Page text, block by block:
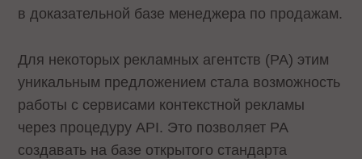
в доказательной базе менеджера по продажам.
Для некоторых рекламных агентств (РА) этим
уникальным предложением стала возможность
работы с сервисами контекстной рекламы
через процедуру API. Это позволяет РА
создавать на базе открытого стандарта